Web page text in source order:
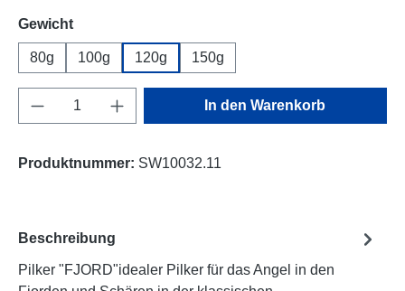
Gewichtauswählen
80g 100g 120g 150g
Produkt Anzahl: Gib den gewünschten
In den Warenkorb
Produktnummer: SW10032.11
Beschreibung
Pilker "FJORD"idealer Pilker für das Angel in den